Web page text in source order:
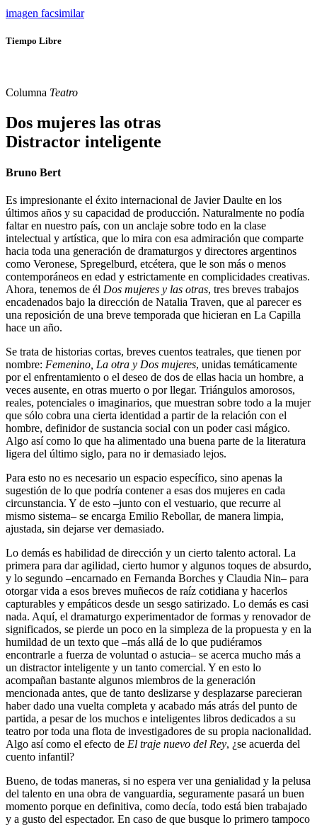
imagen facsimilar
Tiempo Libre
Columna Teatro
Dos mujeres las otras
Distractor inteligente
Bruno Bert
Es impresionante el éxito internacional de Javier Daulte en los
últimos años y su capacidad de producción. Naturalmente no podía
faltar en nuestro país, con un anclaje sobre todo en la clase
intelectual y artística, que lo mira con esa admiración que comparte
hacia toda una generación de dramaturgos y directores argentinos
como Veronese, Spregelburd, etcétera, que le son más o menos
contemporáneos en edad y estrictamente en complicidades creativas.
Ahora, tenemos de él Dos mujeres y las otras, tres breves trabajos
encadenados bajo la dirección de Natalia Traven, que al parecer es
una reposición de una breve temporada que hicieran en La Capilla
hace un año.
Se trata de historias cortas, breves cuentos teatrales, que tienen por
nombre: Femenino, La otra y Dos mujeres, unidas temáticamente
por el enfrentamiento o el deseo de dos de ellas hacia un hombre, a
veces ausente, en otras muerto o por llegar. Triángulos amorosos,
reales, potenciales o imaginarios, que muestran sobre todo a la mujer
que sólo cobra una cierta identidad a partir de la relación con el
hombre, definidor de sustancia social con un poder casi mágico.
Algo así como lo que ha alimentado una buena parte de la literatura
ligera del último siglo, para no ir demasiado lejos.
Para esto no es necesario un espacio específico, sino apenas la
sugestión de lo que podría contener a esas dos mujeres en cada
circunstancia. Y de esto –junto con el vestuario, que recurre al
mismo sistema– se encarga Emilio Rebollar, de manera limpia,
ajustada, sin dejarse ver demasiado.
Lo demás es habilidad de dirección y un cierto talento actoral. La
primera para dar agilidad, cierto humor y algunos toques de absurdo,
y lo segundo –encarnado en Fernanda Borches y Claudia Nin– para
otorgar vida a esos breves muñecos de raíz cotidiana y hacerlos
capturables y empáticos desde un sesgo satirizado. Lo demás es casi
nada. Aquí, el dramaturgo experimentador de formas y renovador de
significados, se pierde un poco en la simpleza de la propuesta y en la
humildad de un texto que –más allá de lo que pudiéramos
encontrarle a fuerza de voluntad o astucia– se acerca mucho más a
un distractor inteligente y un tanto comercial. Y en esto lo
acompañan bastante algunos miembros de la generación
mencionada antes, que de tanto deslizarse y desplazarse parecieran
haber dado una vuelta completa y acabado más atrás del punto de
partida, a pesar de los muchos e inteligentes libros dedicados a su
teatro por toda una flota de investigadores de su propia nacionalidad.
Algo así como el efecto de El traje nuevo del Rey, ¿se acuerda del
cuento infantil?
Bueno, de todas maneras, si no espera ver una genialidad y la pelusa
del talento en una obra de vanguardia, seguramente pasará un buen
momento porque en definitiva, como decía, todo está bien trabajado
y a gusto del espectador. En caso de que busque lo primero tampoco